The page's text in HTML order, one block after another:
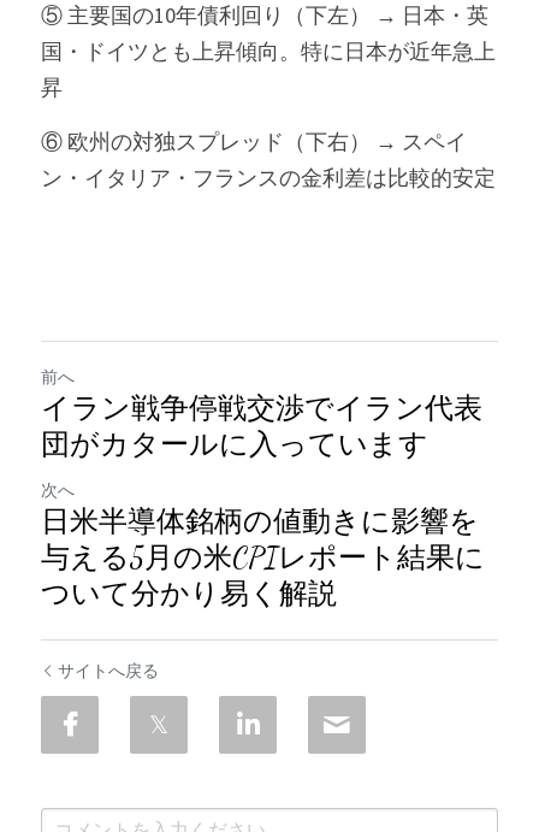
⑤ 主要国の10年債利回り（下左） → 日本・英
国・ドイツとも上昇傾向。特に日本が近年急上
昇
⑥ 欧州の対独スプレッド（下右） → スペイ
ン・イタリア・フランスの金利差は比較的安定
前へ
イラン戦争停戦交渉でイラン代表
団がカタールに入っています
次へ
日米半導体銘柄の値動きに影響を
与える5月の米CPIレポート結果に
ついて分かり易く解説
サイトへ戻る